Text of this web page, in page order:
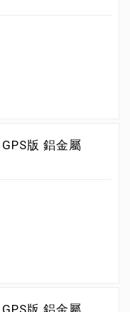
版 鋁金屬
版 鋁金屬